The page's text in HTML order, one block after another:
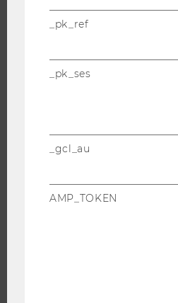
EVENTS ARCHIV
WU FOUNDATION
JOBPORTAL
RESEARCH CAREER
_pk_ref
_pk_ses
_gcl_au
AMP_TOKEN